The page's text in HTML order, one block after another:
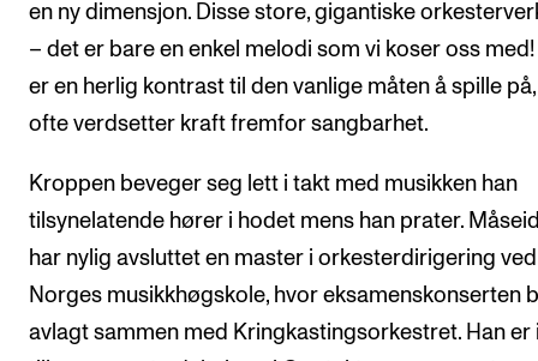
en ny dimensjon. Disse store, gigantiske
– det er bare en enkel melodi som vi koser oss
er en herlig kontrast til den vanlige måten å spille
ofte verdsetter kraft fremfor sangbarhet.
Kroppen beveger seg lett i takt med musikken han
tilsynelatende hører i hodet mens han prater.
har nylig avsluttet en master i orkesterdirigering ved
Norges musikkhøgskole, hvor eksamenskonserten
avlagt sammen med Kringkastingsorkestret. Han er